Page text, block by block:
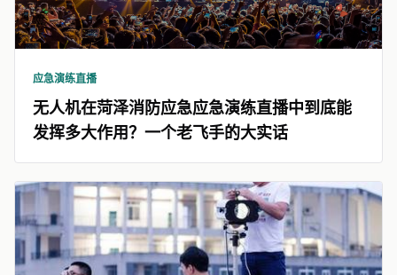
应急演练直播
无人机在菏泽消防应急应急演练直播中到底能
发挥多大作用？一个老飞手的大实话